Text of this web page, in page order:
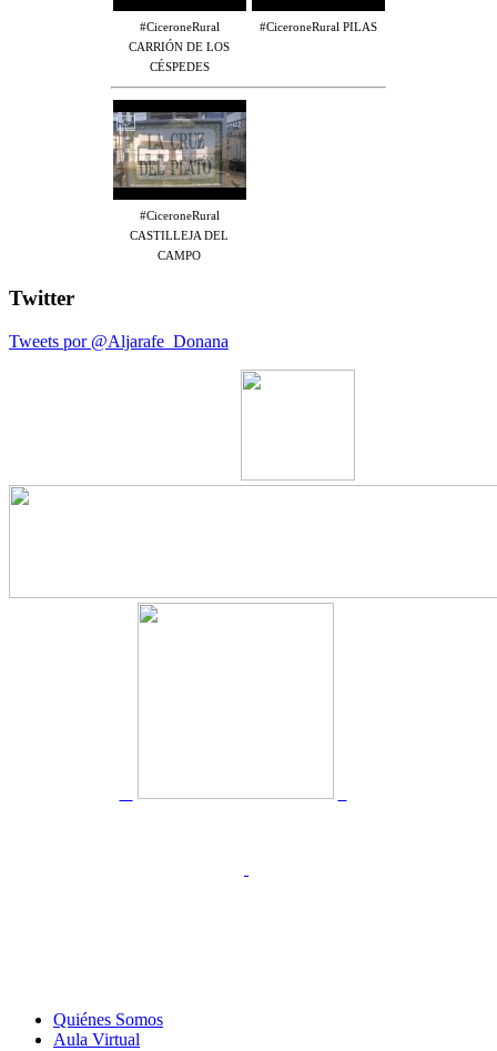
#CiceroneRural
CARRIÓN DE LOS
CÉSPEDES
#CiceroneRural PILAS
#CiceroneRural
CASTILLEJA DEL
CAMPO
Twitter
Tweets por @Aljarafe_Donana
Quiénes Somos
Aula Virtual